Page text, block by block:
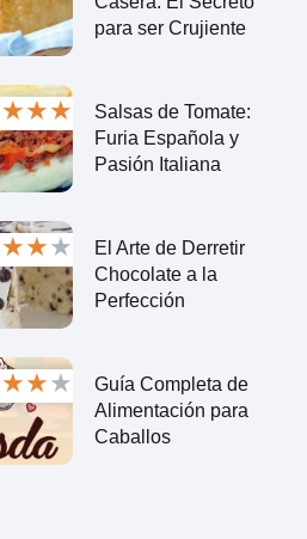
para ser Crujiente
★★★
Salsas de Tomate:
Furia Española y
Pasión Italiana
★★★
El Arte de Derretir
Chocolate a la
Perfección
★★★
Guía Completa de
Alimentación para
Caballos